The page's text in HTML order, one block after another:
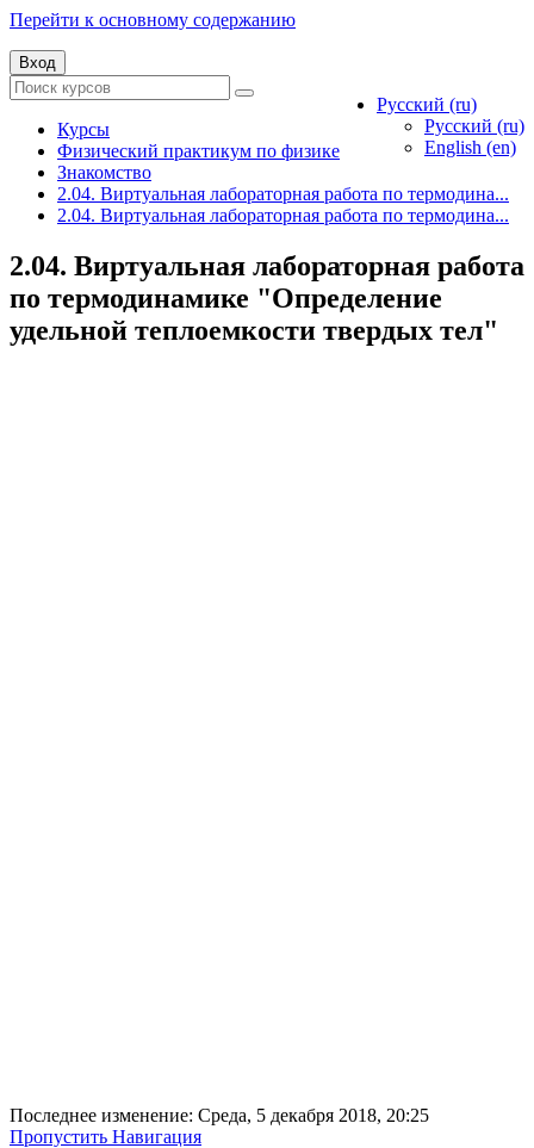
Перейти к основному содержанию
Вход
Русский ‎(ru)‎
Русский ‎(ru)‎
English ‎(en)‎
Курсы
Физический практикум по физике
Знакомство
2.04. Виртуальная лабораторная работа по термодина...
2.04. Виртуальная лабораторная работа по термодина...
2.04. Виртуальная лабораторная работа
по термодинамике "Определение
удельной теплоемкости твердых тел"
Последнее изменение: Среда, 5 декабря 2018, 20:25
Пропустить Навигация